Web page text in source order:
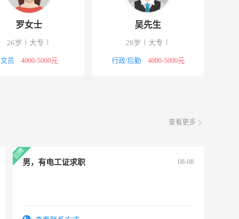
08-08
08-08
08-08
罗女士
26岁 大专
文员 4000-5000元
吴先生
28岁 大专
行政/后勤 4000-5000元
查看更多
男，有电工证求职 08-08